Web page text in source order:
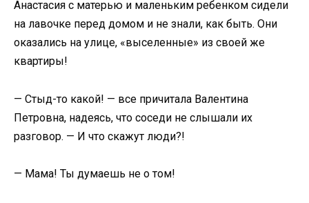
Анастасия с матерью и маленьким ребенком сидели
на лавочке перед домом и не знали, как быть. Они
оказались на улице, «выселенные» из своей же
квартиры!
— Стыд-то какой! — все причитала Валентина
Петровна, надеясь, что соседи не слышали их
разговор. — И что скажут люди?!
— Мама! Ты думаешь не о том!